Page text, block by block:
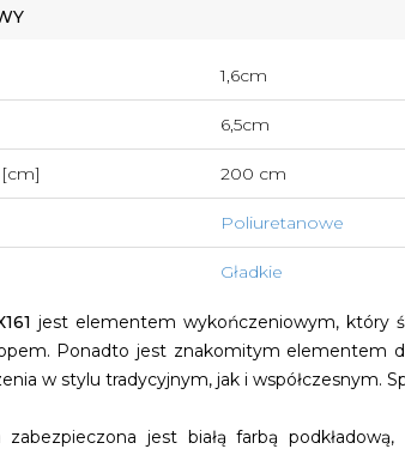
1,6cm
6,5cm
[cm] 200 cm
Poliuretanowe
Gładkie
jest elementem wykończeniowym, który
Ponadto jest znakomitym elementem
w stylu tradycyjnym, jak i współczesnym.
zabezpieczona jest białą farbą